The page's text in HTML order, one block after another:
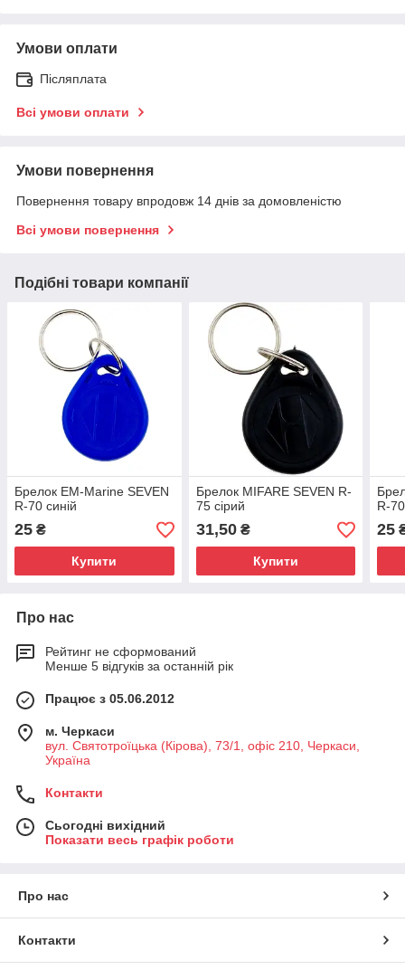
Умови оплати
Післяплата
Всі умови оплати
Умови повернення
Повернення товару впродовж 14 днів за домовленістю
Всі умови повернення
Подібні товари компанії
Брелок EM-Marine SEVEN
R-70 синій
25 ₴
Купити
Брелок MIFARE SEVEN R-
75 сірий
31,50₴
Купити
R-
25
Про нас
Рейтинг не сформований
Менше 5 відгуків за останній рік
Працює з 05.06.2012
м. Черкаси
вул. Святотроїцька (Кірова), 73/1, офіс 210, Черкаси,
Україна
Контакти
Сьогодні вихідний
Показати весь графік роботи
Про нас
Контакти